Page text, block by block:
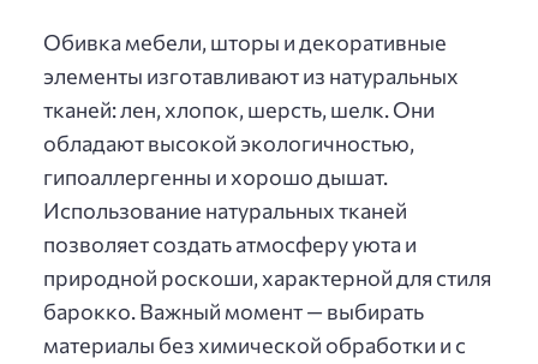
Обивка мебели, шторы и декоративные
элементы изготавливают из натуральных
тканей: лен, хлопок, шерсть, шелк. Они
обладают высокой экологичностью,
гипоаллергенны и хорошо дышат.
Использование натуральных тканей
позволяет создать атмосферу уюта и
природной роскоши, характерной для стиля
барокко. Важный момент — выбирать
материалы без химической обработки и с